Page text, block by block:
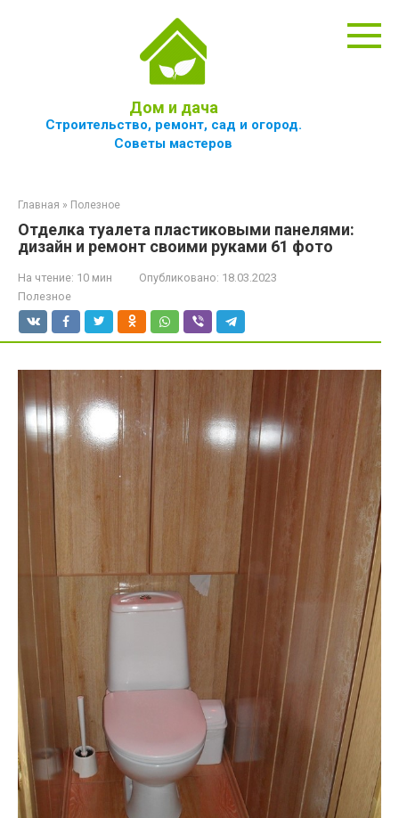
Дом и дача
Строительство, ремонт, сад и огород.
Советы мастеров
Главная » Полезное
Отделка туалета пластиковыми панелями:
дизайн и ремонт своими руками 61 фото
На чтение: 10 мин Опубликовано: 18.03.2023
Полезное